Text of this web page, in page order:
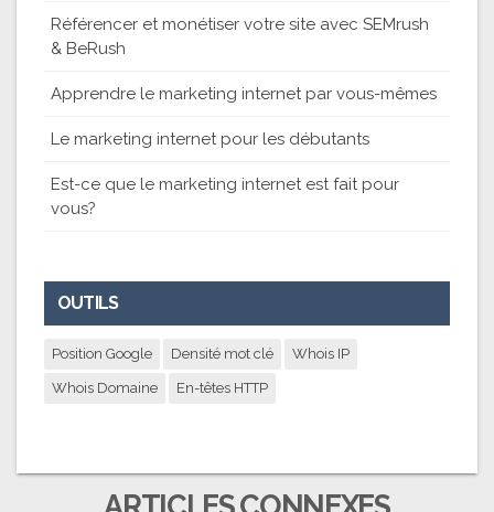
Référencer et monétiser votre site avec SEMrush
& BeRush
Apprendre le marketing internet par vous-mêmes
Le marketing internet pour les débutants
Est-ce que le marketing internet est fait pour
vous?
OUTILS
Position Google Densité mot clé Whois IP
Whois Domaine En-têtes HTTP